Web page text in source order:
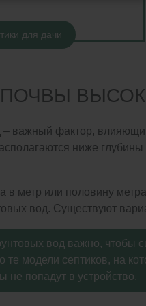
для дачи
– важный фактор,
ниже
в метр или половину
вод. Существуют
вод важно, чтобы
модели септиков, на
не попадут в устройство.